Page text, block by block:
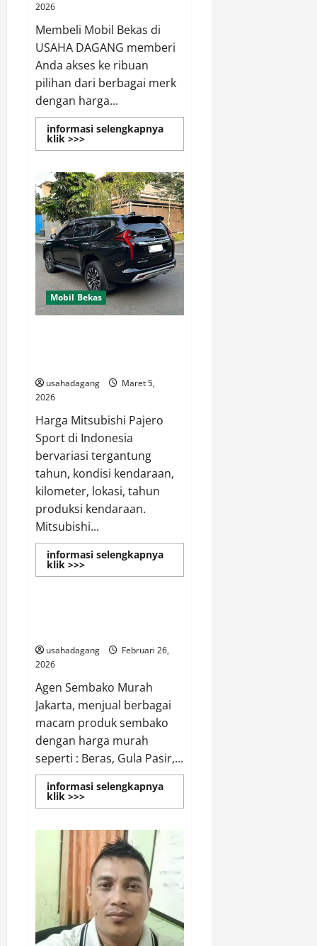
2026
Membeli Mobil Bekas di
USAHA DAGANG memberi
Anda akses ke ribuan
pilihan dari berbagai merk
dengan harga...
informasi selengkapnya
klik >>>Read
more
Beli
Mobil
Bekas
Murah
&
Cari
Mobil
Bekas
di
Jakarta
Mobil Bekas
usahadagang
Maret 5,
2026
Harga Mitsubishi Pajero
Sport di Indonesia
bervariasi tergantung
tahun, kondisi kendaraan,
kilometer, lokasi, tahun
produksi kendaraan.
Mitsubishi...
informasi selengkapnya
klik >>>Read
more
Indonesia
Sembako
usahadagang
Februari 26,
2026
Agen Sembako Murah
Jakarta, menjual berbagai
macam produk sembako
dengan harga murah
seperti : Beras, Gula Pasir,...
informasi selengkapnya
klik >>>Read
more
Sembako
Grosir
Toko
Sembako
Murah
Jakarta